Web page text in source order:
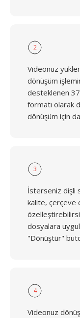
2
Videonuz
dönüşüm
desteklenen 37
formatı olarak
dönüşüm için
3
İsterseniz dişli
kalite, çerçeve
dosyalara
"Dönüştür"
4
Videonuz